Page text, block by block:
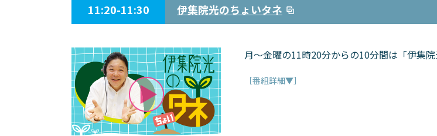
11:20-11:30 伊集院光のちょいタネ
月～金曜の11時20分からの10分間は「伊集院
［番組詳細▼］